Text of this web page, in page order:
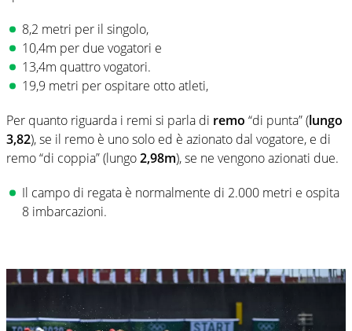
8,2 metri per il singolo,
10,4m per due vogatori e
13,4m quattro vogatori.
19,9 metri per ospitare otto atleti,
Per quanto riguarda i remi si parla di remo “di punta” (lungo
3,82), se il remo è uno solo ed è azionato dal vogatore, e di
remo “di coppia” (lungo2,98m), se ne vengono azionati due.
Il campo di regata è normalmente di 2.000 metri e ospita
8 imbarcazioni.